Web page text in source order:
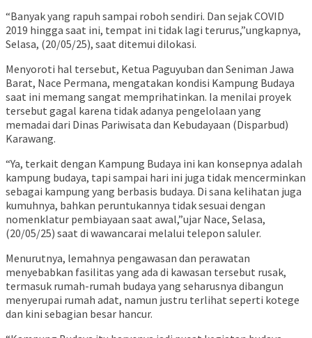
“Banyak yang rapuh sampai roboh sendiri. Dan sejak COVID
2019 hingga saat ini, tempat ini tidak lagi terurus,”ungkapnya,
Selasa, (20/05/25), saat ditemui dilokasi.
Menyoroti hal tersebut, Ketua Paguyuban dan Seniman Jawa
Barat, Nace Permana, mengatakan kondisi Kampung Budaya
saat ini memang sangat memprihatinkan. Ia menilai proyek
tersebut gagal karena tidak adanya pengelolaan yang
memadai dari Dinas Pariwisata dan Kebudayaan (Disparbud)
Karawang.
“Ya, terkait dengan Kampung Budaya ini kan konsepnya adalah
kampung budaya, tapi sampai hari ini juga tidak mencerminkan
sebagai kampung yang berbasis budaya. Di sana kelihatan juga
kumuhnya, bahkan peruntukannya tidak sesuai dengan
nomenklatur pembiayaan saat awal,”ujar Nace, Selasa,
(20/05/25) saat di wawancarai melalui telepon saluler.
Menurutnya, lemahnya pengawasan dan perawatan
menyebabkan fasilitas yang ada di kawasan tersebut rusak,
termasuk rumah-rumah budaya yang seharusnya dibangun
menyerupai rumah adat, namun justru terlihat seperti kotege
dan kini sebagian besar hancur.